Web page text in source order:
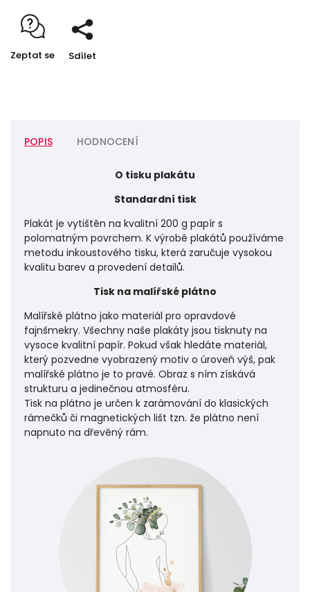
Zeptat se Sdílet
POPIS HODNOCENÍ
O tisku plakátu
Standardní tisk
Plakát je vytištěn na kvalitní 200 g papír s
polomatným povrchem. K výrobě plakátů používáme
metodu inkoustového tisku, která zaručuje vysokou
kvalitu barev a provedení detailů.
Tisk na malířské plátno
Malířské plátno jako materiál pro opravdové
fajnšmekry. Všechny naše plakáty jsou tisknuty na
vysoce kvalitní papír. Pokud však hledáte materiál,
který pozvedne vyobrazený motiv o úroveň výš, pak
malířské plátno je to pravé. Obraz s ním získává
strukturu a jedinečnou atmosféru.
Tisk na plátno je určen k zarámování do klasických
rámečků či magnetických lišt tzn. že plátno není
napnuto na dřevěný rám.